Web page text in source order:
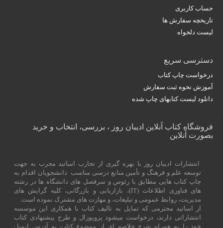
حساب کاربری
تاریخچه سفارش ها
لیست دلخواه
دسترسی سریع
درخواست چاپ کتاب
آموزش نحوه ثبت سفارش
دانلود لیست کتابهای چاپ شده
فروشگاه کتاب آنلاین ادیبان روز ، بررسی، انتخاب و خرید
بصورت آنلاین
انتشارات ادیبان روز با بهره گیری از تجارب اساتید مجرب به جهت
توسعه علم و فرهنگ و تأمین منابع درسی مناسب دانشجویان اقدام به
چاپ کتاب هایی مطابق با رئوس و سرفصل های دانشگاه ها در رشته
های فناوری اطلاعات (IT)، بازاریابی و بازرگانی، کلیه گرایش های
مدیریت، روابط عمومی و تبلیغات، و مهارت های مشترک نموده است.
از اساتید محترمی که تمایل به تالیف کتاب با همکاری این موسسه
انتشاراتی دارند، درخواست میشود پروپوزال و طرح پیشنهادی کتاب
خود را به همراه شرح خلاصه ای از موضوع کتاب به آدرس ایمیل